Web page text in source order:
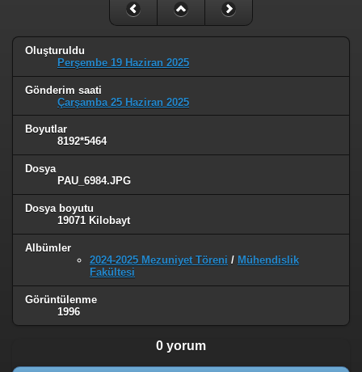
Oluşturuldu
Perşembe 19 Haziran 2025
Gönderim saati
Çarşamba 25 Haziran 2025
Boyutlar
8192*5464
Dosya
PAU_6984.JPG
Dosya boyutu
19071 Kilobayt
Albümler
2024-2025 Mezuniyet Töreni / Mühendislik
Fakültesi
Görüntülenme
1996
0 yorum